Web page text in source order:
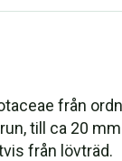
från
till ca 20
från lövträd.